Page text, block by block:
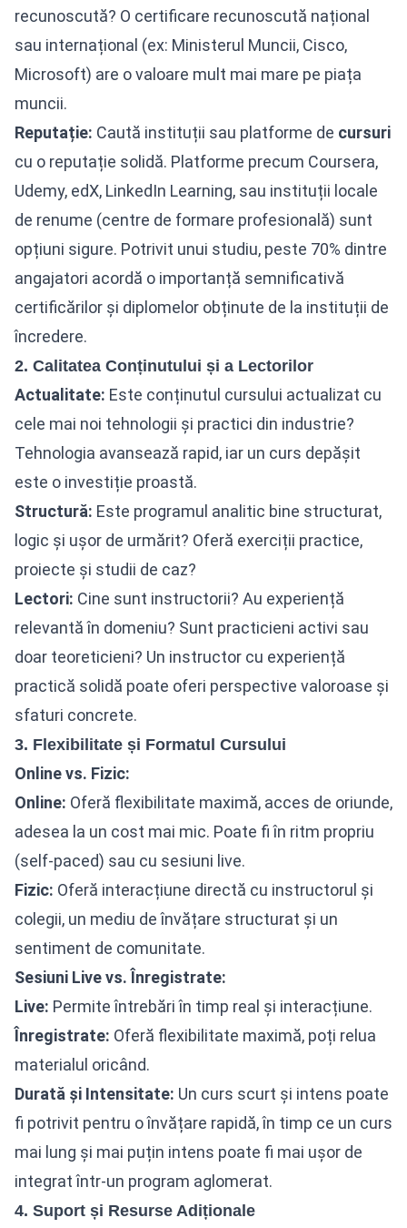
recunoscută? O certificare recunoscută național
sau internațional (ex: Ministerul Muncii, Cisco,
Microsoft) are o valoare mult mai mare pe piața
muncii.
Reputație: Caută instituții sau platforme de cursuri
cu o reputație solidă. Platforme precum Coursera,
Udemy, edX, LinkedIn Learning, sau instituții locale
de renume (centre de formare profesională) sunt
opțiuni sigure. Potrivit unui studiu, peste 70% dintre
angajatori acordă o importanță semnificativă
certificărilor și diplomelor obținute de la instituții de
încredere.
2. Calitatea Conținutului și a Lectorilor
Actualitate: Este conținutul cursului actualizat cu
cele mai noi tehnologii și practici din industrie?
Tehnologia avansează rapid, iar un curs depășit
este o investiție proastă.
Structură: Este programul analitic bine structurat,
logic și ușor de urmărit? Oferă exerciții practice,
proiecte și studii de caz?
Lectori: Cine sunt instructorii? Au experiență
relevantă în domeniu? Sunt practicieni activi sau
doar teoreticieni? Un instructor cu experiență
practică solidă poate oferi perspective valoroase și
sfaturi concrete.
3. Flexibilitate și Formatul Cursului
Online vs. Fizic:
Online: Oferă flexibilitate maximă, acces de oriunde,
adesea la un cost mai mic. Poate fi în ritm propriu
(self-paced) sau cu sesiuni live.
Fizic: Oferă interacțiune directă cu instructorul și
colegii, un mediu de învățare structurat și un
sentiment de comunitate.
Sesiuni Live vs. Înregistrate:
Live: Permite întrebări în timp real și interacțiune.
Înregistrate: Oferă flexibilitate maximă, poți relua
materialul oricând.
Durată și Intensitate: Un curs scurt și intens poate
fi potrivit pentru o învățare rapidă, în timp ce un curs
mai lung și mai puțin intens poate fi mai ușor de
integrat într-un program aglomerat.
4. Suport și Resurse Adiționale